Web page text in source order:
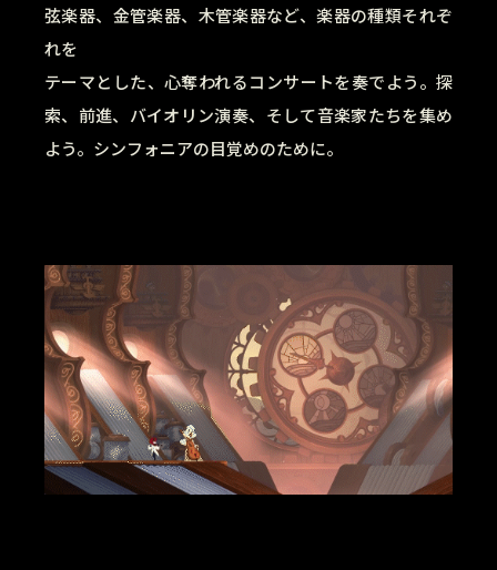
弦楽器、金管楽器、木管楽器など、楽器の種類それぞ
れを
テーマとした、心奪われるコンサートを奏でよう。探
索、前進、バイオリン演奏、そして音楽家たちを集め
よう。シンフォニアの目覚めのために。